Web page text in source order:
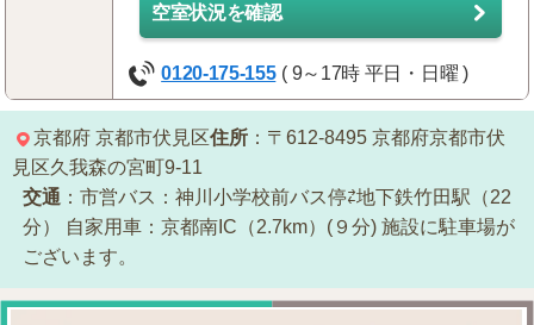
空室状況を確認
0120-175-155 ( 9～17時 平日・日曜 )
京都府 京都市伏見区住所 ：〒612-8495 京都府京都市伏
見区久我森の宮町9-11
交通 ：市営バス：神川小学校前バス停⇄地下鉄竹田駅（22
分）
自家用車：京都南IC（2.7km）(９分)施設に駐車場が
ございます。